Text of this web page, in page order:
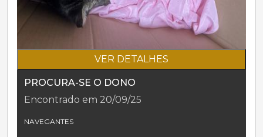
VER DETALHES
PROCURA-SE O DONO
Encontrado em 20/09/25
NAVEGANTES